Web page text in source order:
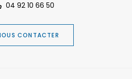
04 92 10 66 50
CONTACTER